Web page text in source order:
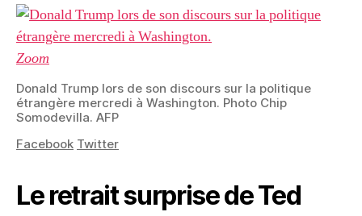
Zoom
Donald Trump lors de son discours sur la politique
étrangère mercredi à Washington. Photo Chip
Somodevilla. AFP
Facebook Twitter
Le retrait surprise de Ted